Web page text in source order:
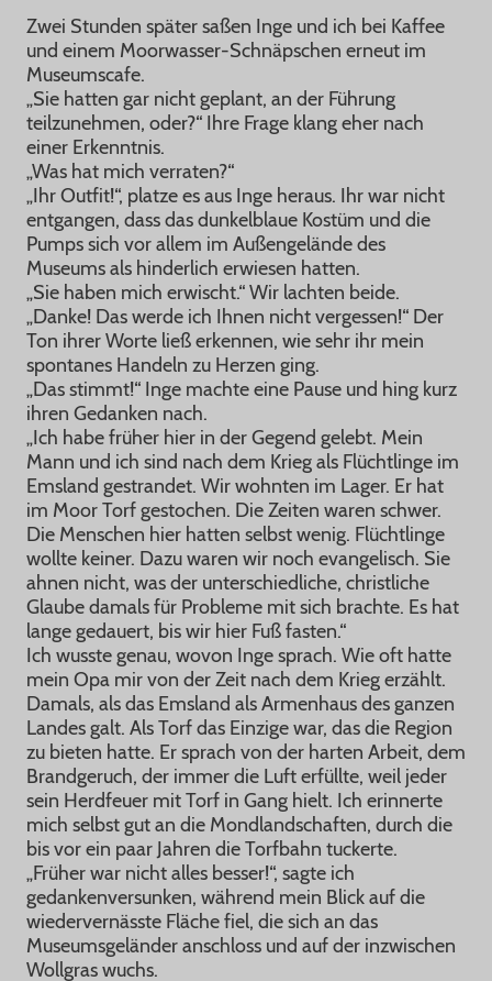
Zwei Stunden später saßen Inge und ich bei Kaffee
und einem Moorwasser-Schnäpschen erneut im
Museumscafe.
„Sie hatten gar nicht geplant, an der Führung
teilzunehmen, oder?“ Ihre Frage klang eher nach
einer Erkenntnis.
„Was hat mich verraten?“
„Ihr Outfit!“, platze es aus Inge heraus. Ihr war nicht
entgangen, dass das dunkelblaue Kostüm und die
Pumps sich vor allem im Außengelände des
Museums als hinderlich erwiesen hatten.
„Sie haben mich erwischt.“ Wir lachten beide.
„Danke! Das werde ich Ihnen nicht vergessen!“ Der
Ton ihrer Worte ließ erkennen, wie sehr ihr mein
spontanes Handeln zu Herzen ging.
„Das stimmt!“ Inge machte eine Pause und hing kurz
ihren Gedanken nach.
„Ich habe früher hier in der Gegend gelebt. Mein
Mann und ich sind nach dem Krieg als Flüchtlinge im
Emsland gestrandet. Wir wohnten im Lager. Er hat
im Moor Torf gestochen. Die Zeiten waren schwer.
Die Menschen hier hatten selbst wenig. Flüchtlinge
wollte keiner. Dazu waren wir noch evangelisch. Sie
ahnen nicht, was der unterschiedliche, christliche
Glaube damals für Probleme mit sich brachte. Es hat
lange gedauert, bis wir hier Fuß fasten.“
Ich wusste genau, wovon Inge sprach. Wie oft hatte
mein Opa mir von der Zeit nach dem Krieg erzählt.
Damals, als das Emsland als Armenhaus des ganzen
Landes galt. Als Torf das Einzige war, das die Region
zu bieten hatte. Er sprach von der harten Arbeit, dem
Brandgeruch, der immer die Luft erfüllte, weil jeder
sein Herdfeuer mit Torf in Gang hielt. Ich erinnerte
mich selbst gut an die Mondlandschaften, durch die
bis vor ein paar Jahren die Torfbahn tuckerte.
„Früher war nicht alles besser!“, sagte ich
gedankenversunken, während mein Blick auf die
wiedervernässte Fläche fiel, die sich an das
Museumsgeländer anschloss und auf der inzwischen
Wollgras wuchs.